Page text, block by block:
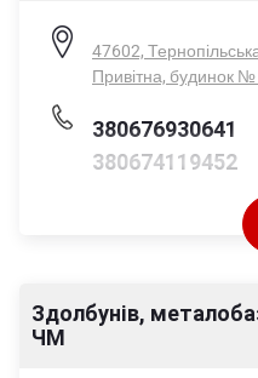
47602,
Привітна, будинок
380676930641
380674119452
Пн-Пт - 08:00-17:00
Здолбунів,
ЧМ